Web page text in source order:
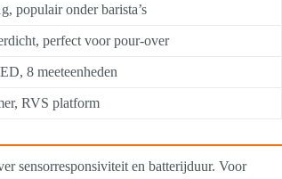
populair onder barista’s
perfect voor pour-over
8 meeteenheden
RVS platform
sensorresponsiviteit en batterijduur. Voor